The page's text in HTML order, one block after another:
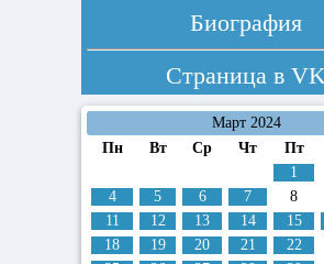
Биография
Страница в
Март 2024
Пн
Вт Ср Чт Пт
1
4
5 6 7 8
11
12 13 14 15
18
19 20 21 22